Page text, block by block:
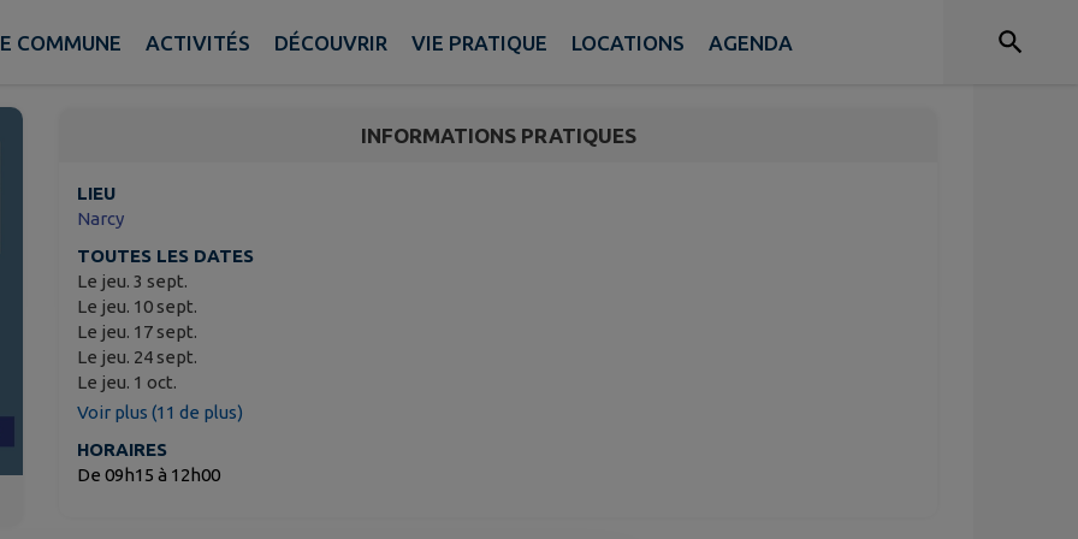
COMMUNE ACTIVITÉS DÉCOUVRIR VIE PRATIQUE LOCATIONS AGENDA
INFORMATIONS PRATIQUES
LIEU
Narcy
TOUTES LES DATES
Le jeu. 3 sept.
Le jeu. 10 sept.
Le jeu. 17 sept.
Le jeu. 24 sept.
Le jeu. 1 oct.
Voir plus (11 de plus)
HORAIRES
De 09h15 à 12h00